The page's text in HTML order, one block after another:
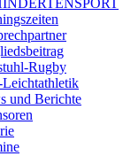
Rugby
Leichtathletik
und Berichte